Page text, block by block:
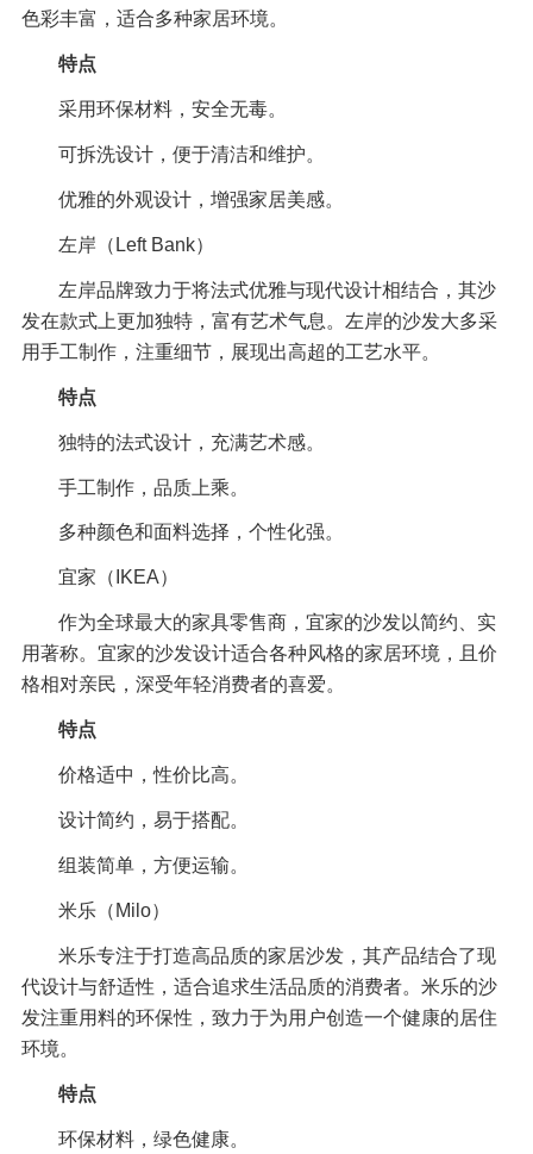
色彩丰富，适合多种家居环境。
特点
采用环保材料，安全无毒。
可拆洗设计，便于清洁和维护。
优雅的外观设计，增强家居美感。
左岸（Left Bank）
左岸品牌致力于将法式优雅与现代设计相结合，其沙
发在款式上更加独特，富有艺术气息。左岸的沙发大多采
用手工制作，注重细节，展现出高超的工艺水平。
特点
独特的法式设计，充满艺术感。
手工制作，品质上乘。
多种颜色和面料选择，个性化强。
宜家（IKEA）
作为全球最大的家具零售商，宜家的沙发以简约、实
用著称。宜家的沙发设计适合各种风格的家居环境，且价
格相对亲民，深受年轻消费者的喜爱。
特点
价格适中，性价比高。
设计简约，易于搭配。
组装简单，方便运输。
米乐（Milo）
米乐专注于打造高品质的家居沙发，其产品结合了现
代设计与舒适性，适合追求生活品质的消费者。米乐的沙
发注重用料的环保性，致力于为用户创造一个健康的居住
环境。
特点
环保材料，绿色健康。